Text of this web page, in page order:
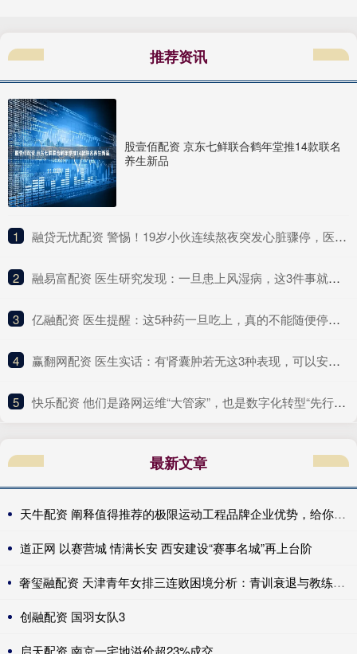
推荐资讯
股壹佰配资 京东七鲜联合鹤年堂推14款联名
养生新品
1 ​融贷无忧配资 警惕！19岁小伙连续熬夜突发心脏骤停，医生提醒
2 ​融易富配资 医生研究发现：一旦患上风湿病，这3件事就别做了，别害了自己！
3 ​亿融配资 医生提醒：这5种药一旦吃上，真的不能随便停！突然停服风险大
4 ​赢翻网配资 医生实话：有肾囊肿若无这3种表现，可以安心，恶变风险很小
5 ​快乐配资 他们是路网运维“大管家”，也是数字化转型“先行者”｜奋勇争先实干家
最新文章
天牛配资 阐释值得推荐的极限运动工程品牌企业优势，给你清晰认知
道正网 以赛营城 情满长安 西安建设“赛事名城”再上台阶
奢玺融配资 天津青年女排三连败困境分析：青训衰退与教练能力不足双重挑战
创融配资 国羽女队3
启天配资 南京一宅地溢价超23%成交